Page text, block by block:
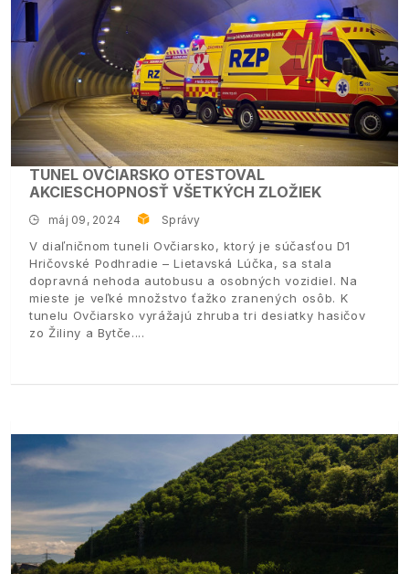
TUNEL OVČIARSKO OTESTOVAL
AKCIESCHOPNOSŤ VŠETKÝCH ZLOŽIEK
máj 09, 2024 Správy
V diaľničnom tuneli Ovčiarsko, ktorý je súčasťou D1
Hričovské Podhradie – Lietavská Lúčka, sa stala
dopravná nehoda autobusu a osobných vozidiel. Na
mieste je veľké množstvo ťažko zranených osôb. K
tunelu Ovčiarsko vyrážajú zhruba tri desiatky hasičov
zo Žiliny a Bytče.